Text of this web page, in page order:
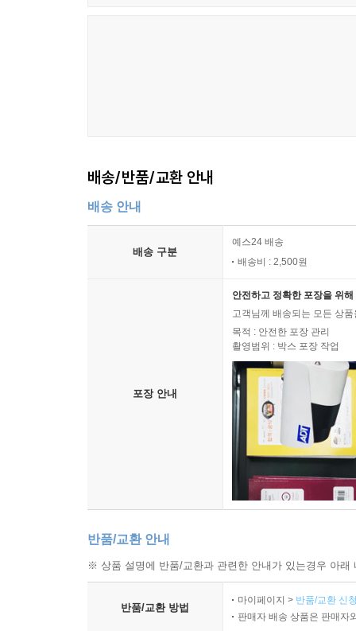
배송/반품/교환 안내
배송 안내
배송 구분
예스24 배송
배송비 : 2,500원
포장 안내
안전하고 정확한 포장을 위
고객님께 배송되는 모든 상
목적 : 안전한 포장 관리
촬영범위 : 박스 포장 작업
반품/교환 안내
※ 상품 설명에 반품/교환과 관련한 안내가 있는경우 아
반품/교환 방법
마이페이지 > 반품/교환 신
판매자 배송 상품은 판매자